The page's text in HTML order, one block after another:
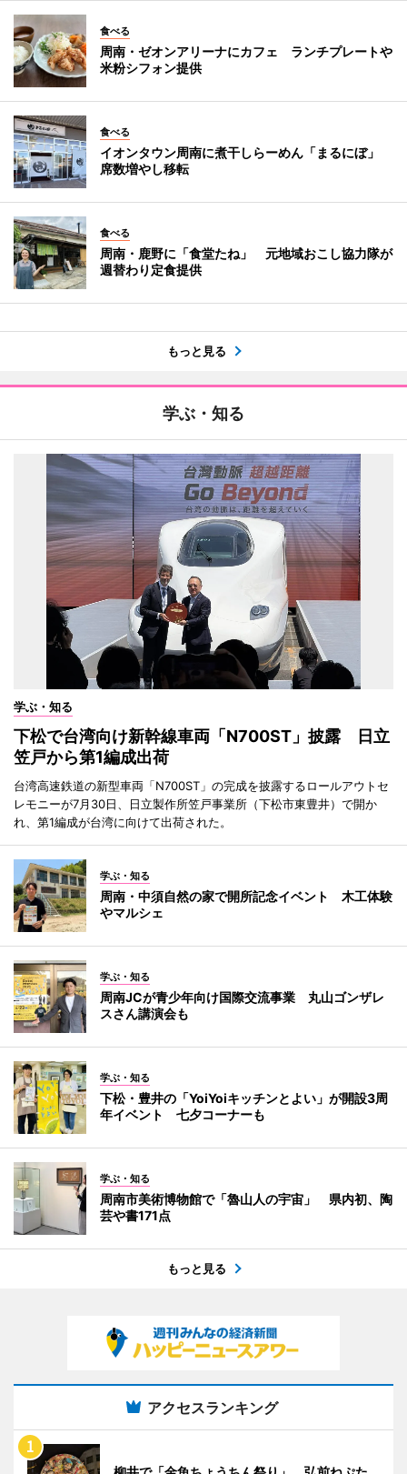
食べる
周南・ゼオンアリーナにカフェ ランチプレートや
米粉シフォン提供
食べる
イオンタウン周南に煮干しらーめん「まるにぼ」
席数増やし移転
食べる
周南・鹿野に「食堂たね」 元地域おこし協力隊が
週替わり定食提供
もっと見る
学ぶ・知る
学ぶ・知る
下松で台湾向け新幹線車両「N700ST」披露 日立
笠戸から第1編成出荷
台湾高速鉄道の新型車両「N700ST」の完成を披露するロールアウトセ
レモニーが7月30日、日立製作所笠戸事業所（下松市東豊井）で開か
れ、第1編成が台湾に向けて出荷された。
学ぶ・知る
周南・中須自然の家で開所記念イベント 木工体験
やマルシェ
学ぶ・知る
周南JCが青少年向け国際交流事業 丸山ゴンザレ
スさん講演会も
学ぶ・知る
下松・豊井の「YoiYoiキッチンとよい」が開設3周
年イベント 七夕コーナーも
学ぶ・知る
周南市美術博物館で「魯山人の宇宙」 県内初、陶
芸や書171点
もっと見る
アクセスランキング